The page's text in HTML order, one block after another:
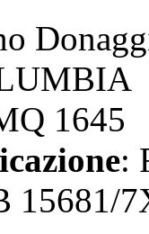
1645
:
15681/